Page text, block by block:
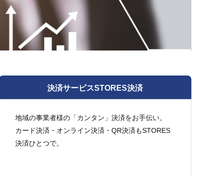
決済サービスSTORES決済
地域の事業者様の「カンタン」決済をお手伝い。
カード決済・オンライン決済・QR決済もSTORES
決済ひとつで。